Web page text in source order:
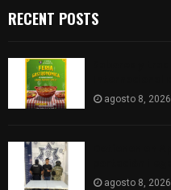
RECENT POSTS
agosto 8, 2026
agosto 8, 2026